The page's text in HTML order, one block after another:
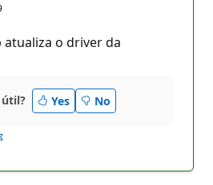
o driver da
útil? Yes No